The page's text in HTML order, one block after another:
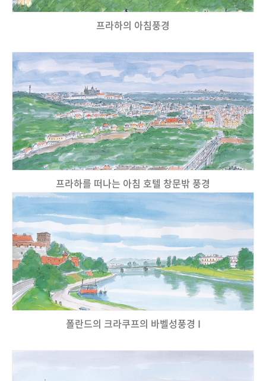
프라하의 아침풍경
프라하를 떠나는 아침 호텔 창문밖 풍경
폴란드의 크라쿠프의 바벨성풍경 I